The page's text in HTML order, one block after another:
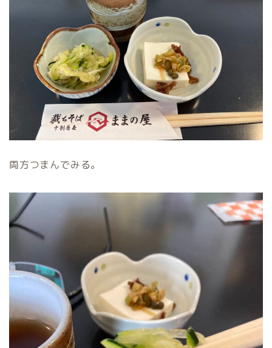
両方つまんでみる。